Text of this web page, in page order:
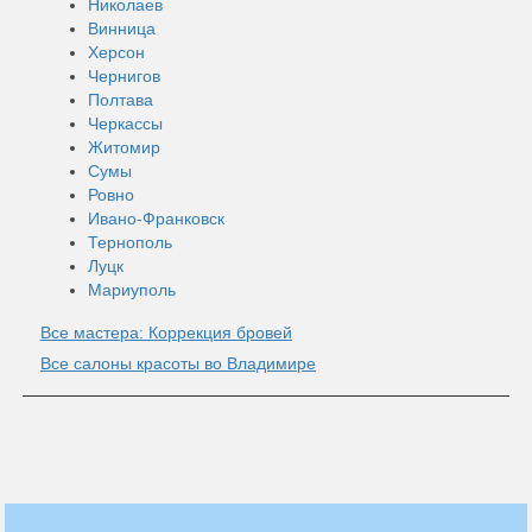
Николаев
Винница
Херсон
Чернигов
Полтава
Черкассы
Житомир
Сумы
Ровно
Ивано-Франковск
Тернополь
Луцк
Мариуполь
Все мастера: Коррекция бровей
Все салоны красоты во Владимире